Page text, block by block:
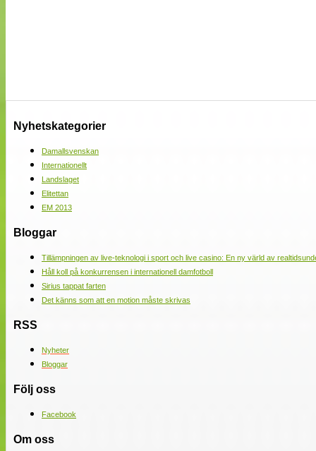
Nyhetskategorier
Damallsvenskan
Internationellt
Landslaget
Elitettan
EM 2013
Bloggar
Tillämpningen av live-teknologi i sport och live casino: En ny värld av
Håll koll på konkurrensen i internationell damfotboll
Sirius tappat farten
Det känns som att en motion måste skrivas
RSS
Nyheter
Bloggar
Följ oss
Facebook
Om oss